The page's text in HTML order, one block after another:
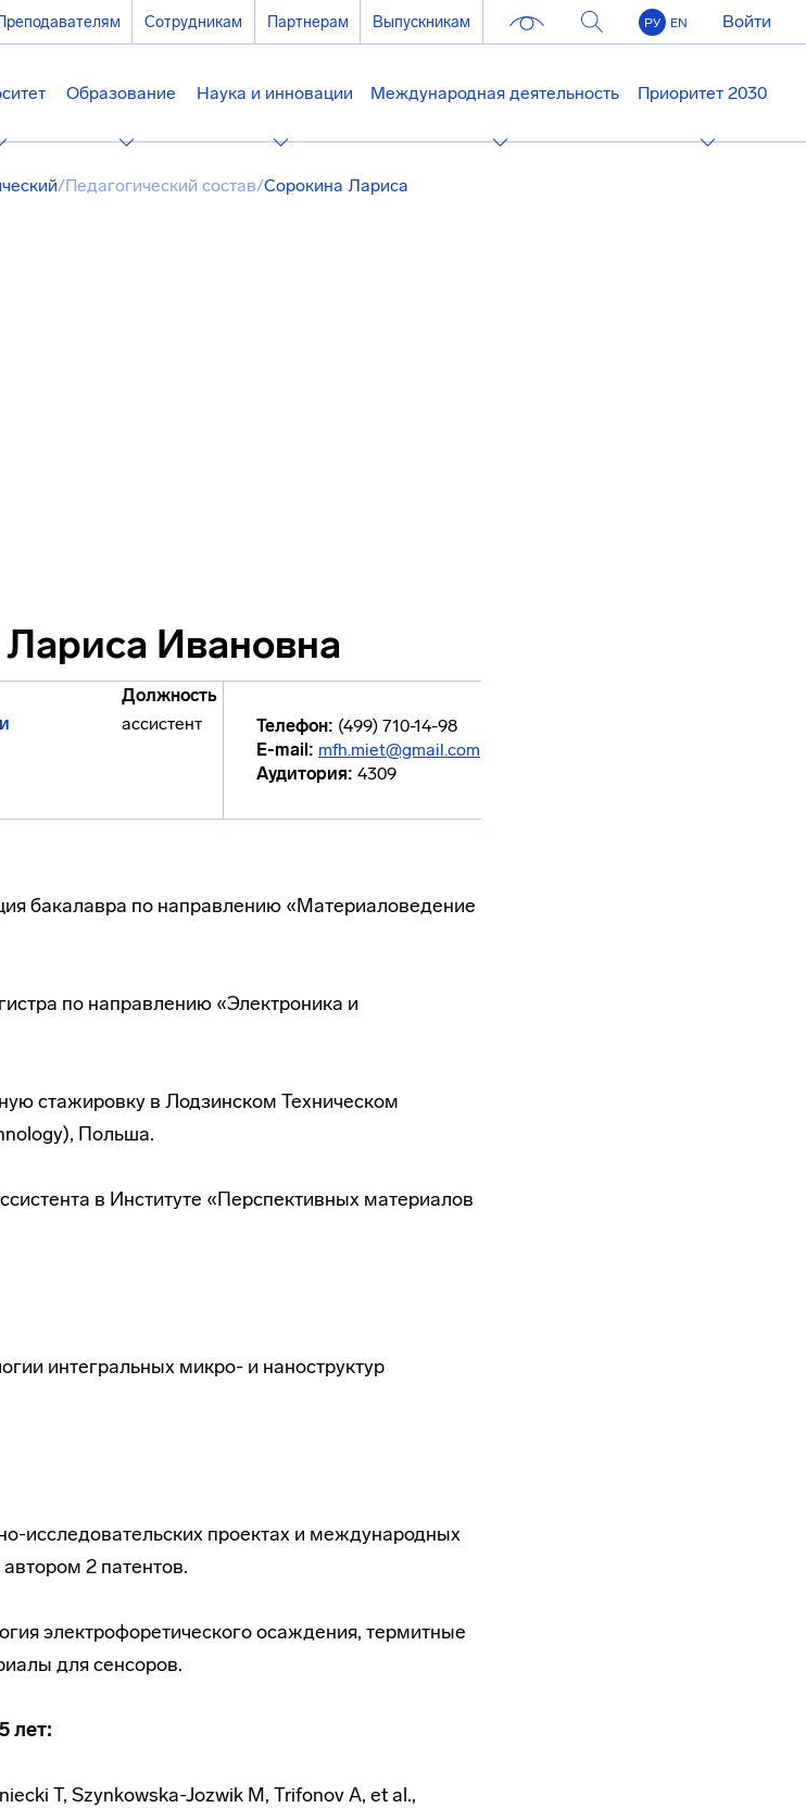
Сотрудникам Партнерам Выпускникам РУ EN Войти
Образование Наука и инновации Международная деятельность Приоритет 2030
/Педагогический состав/Сорокина Лариса
Ивановна
Должность
ассистент Телефон: (499) 710-14-98
E-mail: mfh.miet@gmail.com
Аудитория: 4309
бакалавра по направлению «Материаловедение
по направлению «Электроника и
стажировку в Лодзинском Техническом
Польша.
в Институте «Перспективных материалов
интегральных микро- и наноструктур
исследовательских проектах и международных
2 патентов.
электрофоретического осаждения, термитные
для сенсоров.
лет:
T, Szynkowska-Jozwik M, Trifonov A, et al.,